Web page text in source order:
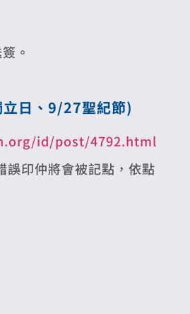
。
日、9/27聖紀節)
id/post/4792.html
誤印仲將會被記點，依點